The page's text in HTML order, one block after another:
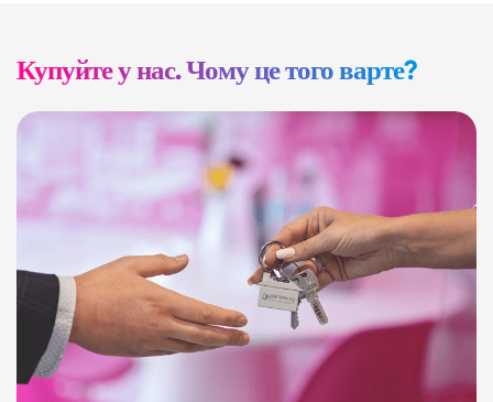
Купуйте у нас. Чому це того варте?